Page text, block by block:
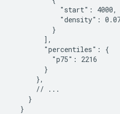
            "start": 4000,
"density":
          }
        ],
        "percentiles": {
          "p75": 2216
        }
      },
      // ...
    }
  }